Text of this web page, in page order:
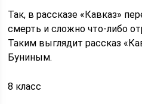
Так, в рассказе «Кавказ»
смерть и сложно что-либо
Таким выглядит рассказ
Буниным.
8 класс